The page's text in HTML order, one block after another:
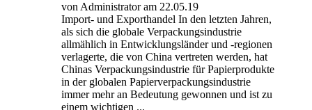
von Administrator am 22.05.19
Import- und Exporthandel In den letzten Jahren,
als sich die globale Verpackungsindustrie
allmählich in Entwicklungsländer und -regionen
verlagerte, die von China vertreten werden, hat
Chinas Verpackungsindustrie für Papierprodukte
in der globalen Papierverpackungsindustrie
immer mehr an Bedeutung gewonnen und ist zu
einem wichtigen ...